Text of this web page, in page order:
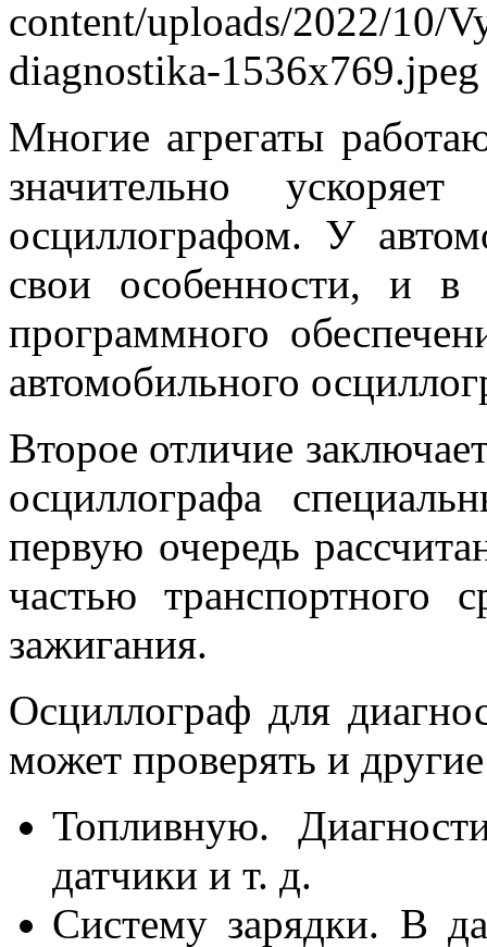
Многие агрегаты
значительно
осциллографом. У
свои особенности, и в
программного
автомобильного
Второе отличие
осциллографа
первую очередь
частью транспортного
зажигания.
Осциллограф для
может проверять и
Топливную.
датчики и т. д.
Систему зарядки. В